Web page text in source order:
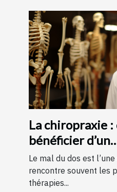
La chiropraxie
bénéficier d’un
Le mal du dos est
rencontre souvent les
thérapies...